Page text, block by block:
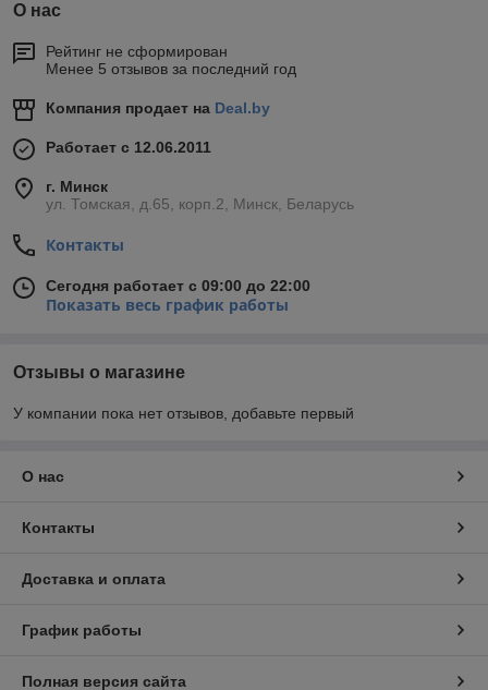
О нас
Рейтинг не сформирован
Менее 5 отзывов за последний год
Компания продает на Deal.by
Работает с 12.06.2011
г. Минск
ул. Томская, д.65, корп.2, Минск, Беларусь
Контакты
Сегодня работает с 09:00 до 22:00
Показать весь график работы
Отзывы о магазине
У компании пока нет отзывов, добавьте первый
О нас
Контакты
Доставка и оплата
График работы
Полная версия сайта